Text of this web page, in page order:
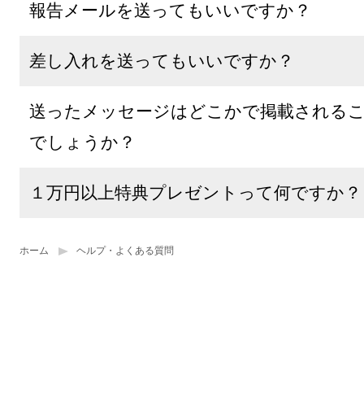
ホーム ヘルプ・よくある質問
報告メールを送ってもいいですか？
差し入れを送ってもいいですか？
送ったメッセージはどこかで掲載される
でしょうか？
１万円以上特典プレゼントって何ですか？